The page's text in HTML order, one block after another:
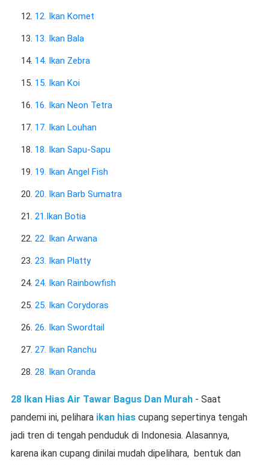
12. Ikan Komet
13. Ikan Bala
14. Ikan Zebra
15. Ikan Koi
16. Ikan Neon Tetra
17. Ikan Louhan
18. Ikan Sapu-Sapu
19. Ikan Angel Fish
20. Ikan Barb Sumatra
21.Ikan Botia
22. Ikan Arwana
23. Ikan Platty
24. Ikan Rainbowfish
25. Ikan Corydoras
26. Ikan Swordtail
27. Ikan Ranchu
28. Ikan Oranda
28 Ikan Hias Air Tawar Bagus Dan Murah- Saat
pandemi ini, pelihara ikan hiascupang sepertinya tengah
jadi tren di tengah penduduk di Indonesia. Alasannya,
karena ikan cupang dinilai mudah dipelihara, bentuk dan